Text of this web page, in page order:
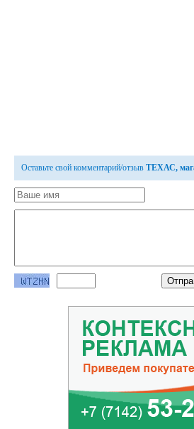
Оставьте свой комментарий/отзыв ТЕХАС,